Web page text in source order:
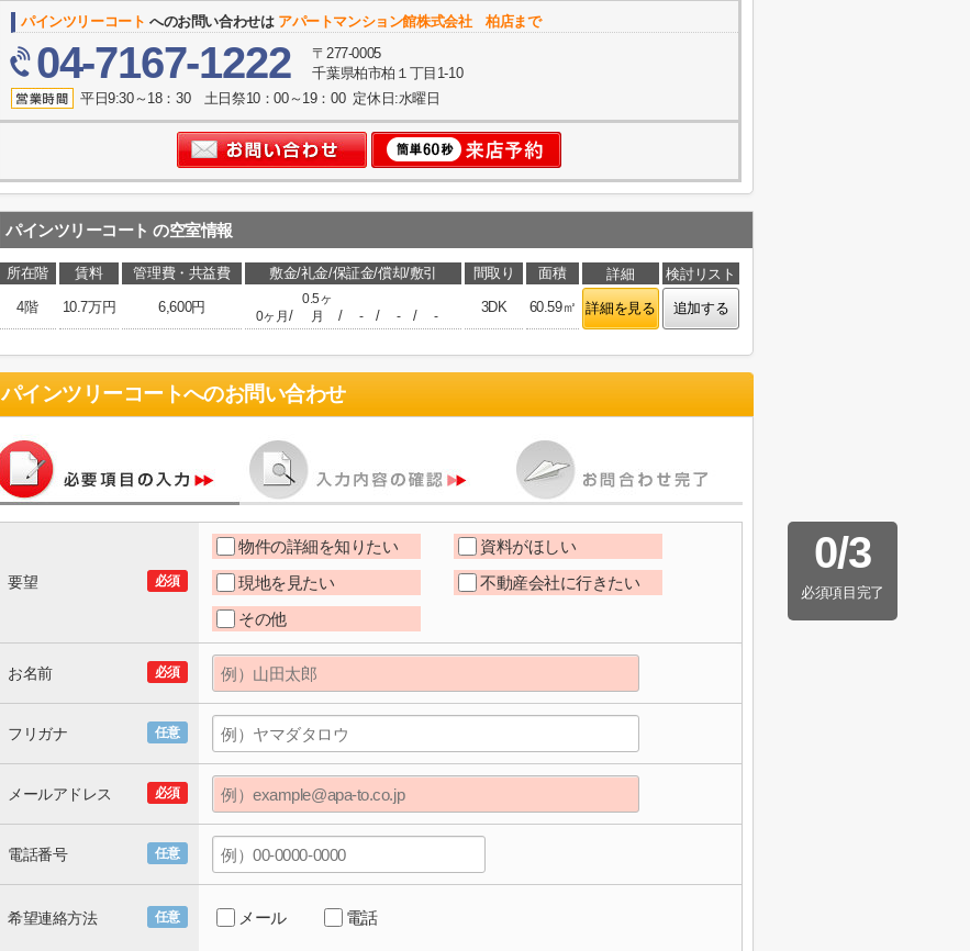
パインツリーコート へのお問い合わせは アパートマンション館株式会社 柏店まで
04-7167-1222
〒277-0005
千葉県柏市柏１丁目1-10
平日9:30～18：30 土日祭10：00～19：00 定休日:水曜日
パインツリーコート の空室情報
所在階 賃料 管理費・共益費 敷金/礼金/保証金/償却/敷引 間取り 面積 詳細
検討リスト
4階
10.7万円 6,600円
0ヶ月 /
0.5ヶ
月
/ - / - / -
3DK 60.59㎡ 詳細を見る 追加する
パインツリーコートへのお問い合わせ
0/3
必須項目完了
必須
要望
物件の詳細を知りたい
資料がほしい
現地を見たい
不動産会社に行きたい
その他
必須
お名前
任意
フリガナ
必須
メールアドレス
任意
電話番号
任意
希望連絡方法 メール 電話